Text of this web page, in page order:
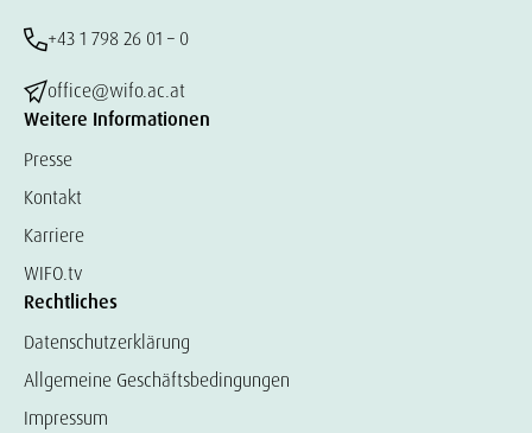
+43 1 798 26 01 – 0
office@wifo.ac.at
Weitere Informationen
Presse
Kontakt
Karriere
WIFO.tv
Rechtliches
Datenschutzerklärung
Allgemeine Geschäftsbedingungen
Impressum